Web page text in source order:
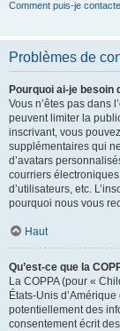
Comment puis-je
Problèmes de
Pourquoi ai-je besoin
Vous n’êtes pas dans
peuvent limiter la
inscrivant, vous
supplémentaires qui
d’avatars
courriers
d’utilisateurs, etc.
pourquoi nous vous
Haut
Qu’est-ce que la
La COPPA (pour «
États-Unis
potentiellement des
consentement écrit